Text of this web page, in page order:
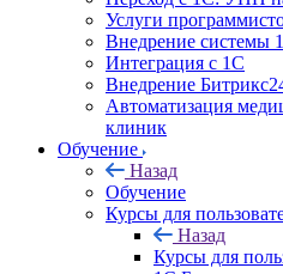
Услуги
Внедрение системы
Интеграция с 1С
Внедрение
Автоматизация
клиник
Обучение
Назад
Обучение
Курсы для
Назад
Курсы для